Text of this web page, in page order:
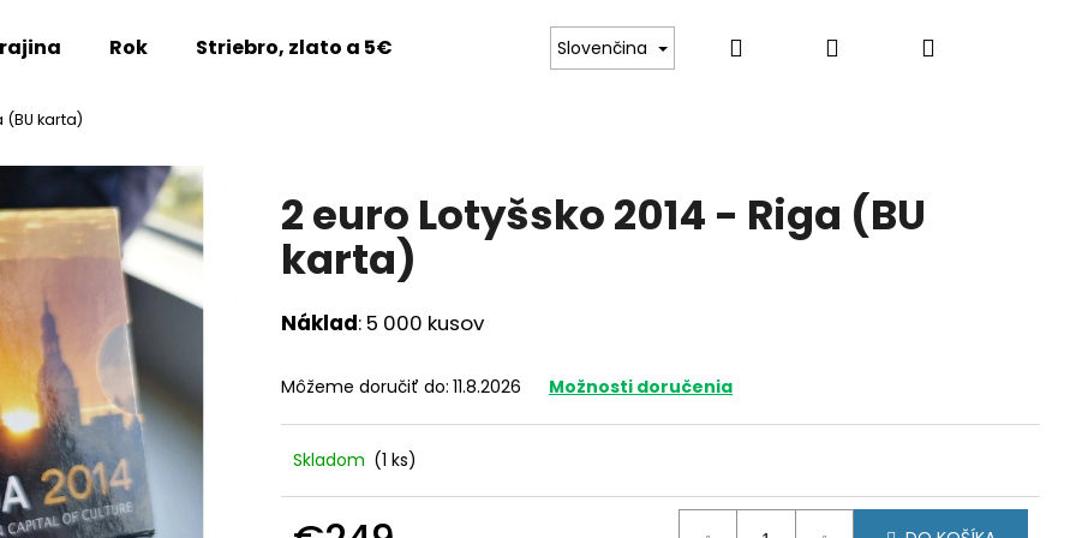
Rok Striebro, zlato a 5€ Vzácne mince Darčekové poukazy Kontakt
Slovenčina Hľadať PrihlásenieNákupný
(BU karta)
2 euro Lotyšsko 2014 - Riga (BU
karta)
Náklad: 5 000 kusov
Môžeme doručiť do: 11.8.2026 Možnosti doručenia
Skladom (1 ks)
Čo potrebujete nájsť?
HĽADAŤ
Odporúčame
EURO FRANCÚZSKO 2026 -